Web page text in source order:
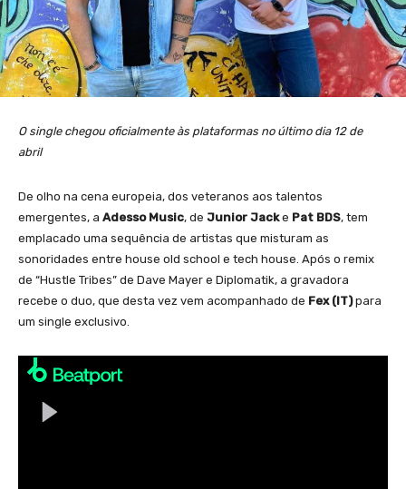
O single chegou oficialmente às plataformas no último dia 12 de
abril
De olho na cena europeia, dos veteranos aos talentos
emergentes, a Adesso Music, de Junior Jacke Pat BDS, tem
emplacado uma sequência de artistas que misturam as
sonoridades entre house old school e tech house. Após o remix
de “Hustle Tribes” de Dave Mayer e Diplomatik, a gravadora
recebe o duo, que desta vez vem acompanhado de Fex (IT)para
um single exclusivo.